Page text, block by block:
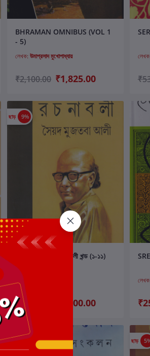
কার্টে যোগ করুন
BHRAMAN OMNIBUS (VOL 1
- 5)
লেখক:উমাপ্রসাদ মুখোপাধ্যায়
₹2,100.00 ₹1,825.00
ছাড় 9%
কার্টে যোগ করুন
সৈয়দ মুজতবা আলী রচনাবলী খন্ড (১-১১)
লেখক:
₹4,600.00 ₹4,200.00
ছাড় 7% ছাড়